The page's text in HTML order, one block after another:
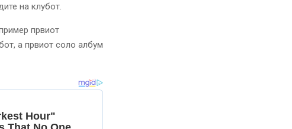
на клубот.
првиот
а првиот соло албум